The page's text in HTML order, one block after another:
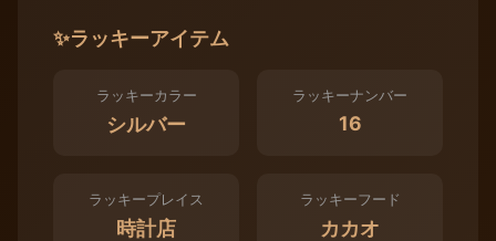
✨ラッキーアイテム
ラッキーカラー
シルバー
ラッキーナンバー
16
ラッキープレイス
時計店
ラッキーフード
カカオ